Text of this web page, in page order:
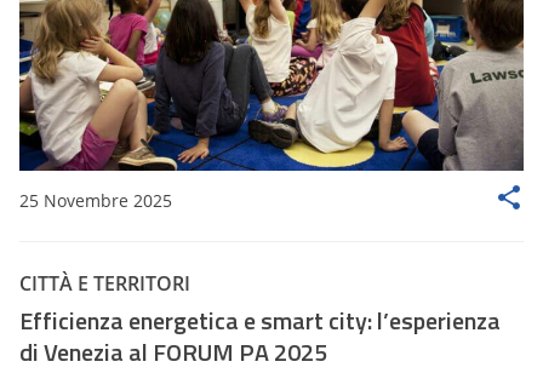
25 Novembre 2025
CITTÀ E TERRITORI
Efficienza energetica e smart city: l’esperienza
di Venezia al FORUM PA 2025